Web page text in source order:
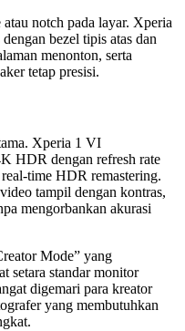
notch pada layar. Xperia
bezel tipis atas dan
menonton, serta
tetap presisi.
Xperia 1 VI
HDR dengan refresh rate
time HDR remastering.
tampil dengan kontras,
mengorbankan akurasi
Mode” yang
setara standar monitor
digemari para kreator
yang membutuhkan